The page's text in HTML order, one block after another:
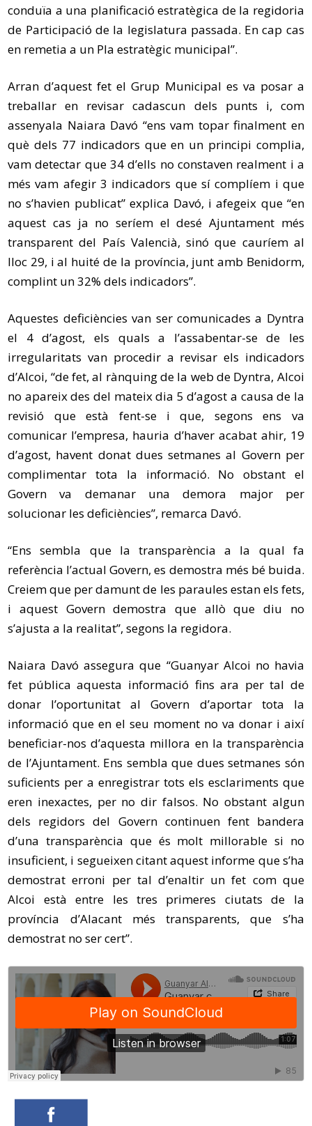
conduïa a una planificació estratègica de la regidoria
de Participació de la legislatura passada. En cap cas
en remetia a un Pla estratègic municipal”.
Arran d’aquest fet el Grup Municipal es va posar a
treballar en revisar cadascun dels punts i, com
assenyala Naiara Davó “ens vam topar finalment en
què dels 77 indicadors que en un principi complia,
vam detectar que 34 d’ells no constaven realment i a
més vam afegir 3 indicadors que sí complíem i que
no s’havien publicat” explica Davó, i afegeix que “en
aquest cas ja no seríem el desé Ajuntament més
transparent del País Valencià, sinó que cauríem al
lloc 29, i al huité de la província, junt amb Benidorm,
complint un 32% dels indicadors”.
Aquestes deficiències van ser comunicades a Dyntra
el 4 d’agost, els quals a l’assabentar-se de les
irregularitats van procedir a revisar els indicadors
d’Alcoi, “de fet, al rànquing de la web de Dyntra, Alcoi
no apareix des del mateix dia 5 d’agost a causa de la
revisió que està fent-se i que, segons ens va
comunicar l’empresa, hauria d’haver acabat ahir, 19
d’agost, havent donat dues setmanes al Govern per
complimentar tota la informació. No obstant el
Govern va demanar una demora major per
solucionar les deficiències”, remarca Davó.
“Ens sembla que la transparència a la qual fa
referència l’actual Govern, es demostra més bé buida.
Creiem que per damunt de les paraules estan els fets,
i aquest Govern demostra que allò que diu no
s’ajusta a la realitat”, segons la regidora.
Naiara Davó assegura que “Guanyar Alcoi no havia
fet pública aquesta informació fins ara per tal de
donar l’oportunitat al Govern d’aportar tota la
informació que en el seu moment no va donar i així
beneficiar-nos d’aquesta millora en la transparència
de l’Ajuntament. Ens sembla que dues setmanes són
suficients per a enregistrar tots els esclariments que
eren inexactes, per no dir falsos. No obstant algun
dels regidors del Govern continuen fent bandera
d’una transparència que és molt millorable si no
insuficient, i segueixen citant aquest informe que s’ha
demostrat erroni per tal d’enaltir un fet com que
Alcoi està entre les tres primeres ciutats de la
província d’Alacant més transparents, que s’ha
demostrat no ser cert”.